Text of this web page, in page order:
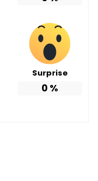
Surprise
0 %